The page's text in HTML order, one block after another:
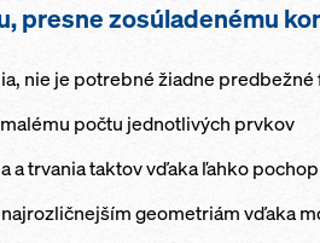
presne zosúladenému
nie je potrebné žiadne predbežné
počtu jednotlivých prvkov
a trvania taktov vďaka ľahko
geometriám vďaka